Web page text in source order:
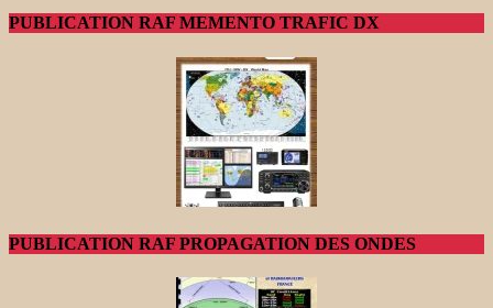
PUBLICATION RAF MEMENTO TRAFIC DX
PUBLICATION RAF PROPAGATION DES ONDES